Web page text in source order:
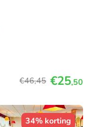
€46,45 €25,50
34% korting